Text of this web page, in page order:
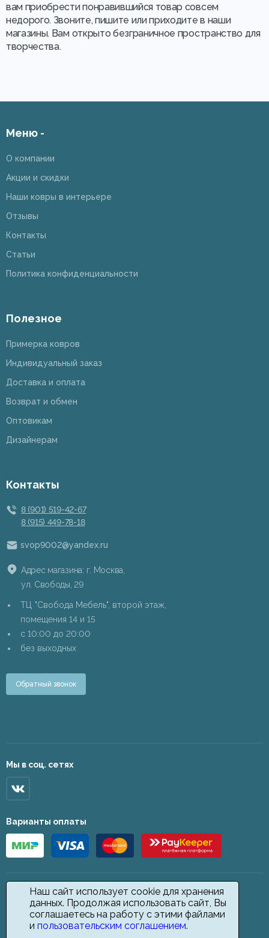
вам приобрести понравившийся товар совсем
недорого. Звоните, пишите или приходите в наши
магазины. Вам открыто безграничное пространство для
творчества.
Наш сайт использует cookie для хранения
данных. Продолжая использовать сайт, Вы
соглашаетесь на работу с этими файлами
и пользовательским соглашением.
Меню -
О компании
Акции и скидки
Наши ковры в интерьере
Отзывы
Контакты
Статьи
Политика конфиденциальности
Полезное
Примерка ковров
Индивидуальный заказ
Доставка и оплата
Возврат и обмен
Оптовикам
Дизайнерам
Контакты
8 (901) 519-42-67
8 (915) 449-78-18
svop9002@yandex.ru
Адрес магазина: г. Москва,
ул. Свободы, 29
ТЦ "Свобода Мебель", второй этаж,
помещения 14 и 15
c 10:00 до 20:00
без выходных
Обратный звонок
Мы в соц. сетях
Варианты оплаты